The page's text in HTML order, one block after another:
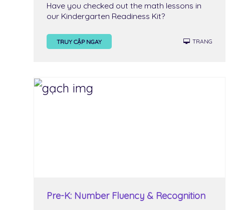
Have you checked out the math lessons in
our Kindergarten Readiness Kit?
TRUY CẬP NGAY TRANG
Pre-K: Number Fluency & Recognition